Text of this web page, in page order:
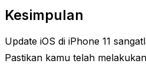
Kesimpulan
Update iOS di iPhone 11
Pastikan kamu telah